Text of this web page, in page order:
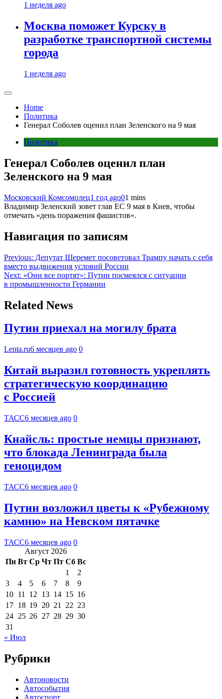
1 неделя ago
Москва поможет Курску в
разработке транспортной системы
города
1 неделя ago
Home
Политика
Генерал Соболев оценил план Зеленского на 9 мая
Политика
Генерал Соболев оценил план
Зеленского на 9 мая
Московский Комсомолец1 год ago01 mins
Владимир Зеленский зовет глав ЕС 9 мая в Киев, чтобы
отмечать «день поражения фашистов».
Навигация по записям
Previous: Депутат Шеремет посоветовал Трампу начать с себя
вместо выдвижения условий России
Next: «Они все портят»: Путин посмеялся с ситуации
в промышленности Германии
Related News
Путин приехал на могилу брата
Lenta.ru6 месяцев ago 0
Китай выразил готовность укреплять
стратегическую координацию
с Россией
ТАСС6 месяцев ago 0
Кнайсль: простые немцы признают,
что блокада Ленинграда была
геноцидом
ТАСС6 месяцев ago 0
Путин возложил цветы к «Рубежному
камню» на Невском пятачке
ТАСС6 месяцев ago 0
Август 2026
Пн Вт Ср Чт Пт Сб Вс
1
2
3
4 5 6 7 8
9
10 11 12 13 14 15 16
17 18 19 20 21 22 23
24 25 26 27 28 29 30
31
« Июл
Рубрики
Автоновости
Автособытия
Автоспорт